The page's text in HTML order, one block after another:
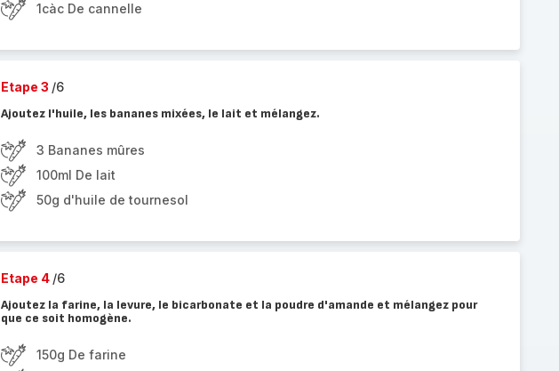
1càc De cannelle
Etape 3 /6
Ajoutez l'huile, les bananes mixées, le lait et mélangez.
3 Bananes mûres
100ml De lait
50g d'huile de tournesol
Etape 4 /6
Ajoutez la farine, la levure, le bicarbonate et la poudre d'amande et mélangez pour
que ce soit homogène.
150g De farine